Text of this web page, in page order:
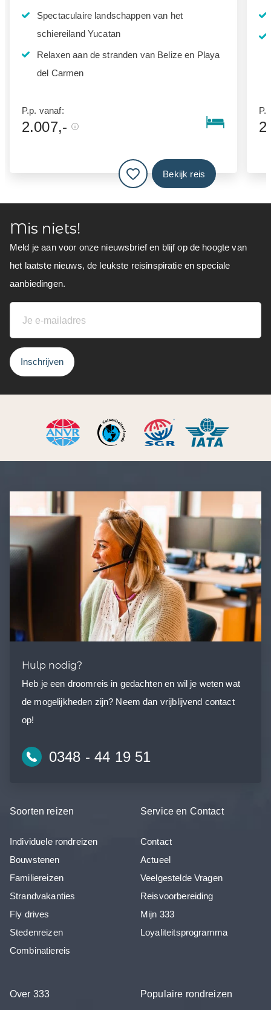
Spectaculaire landschappen van het
schiereiland Yucatan
Relaxen aan de stranden van Belize en Playa
del Carmen
P.p. vanaf:
2.007,-
Bekijk reis
Mis niets!
Meld je aan voor onze nieuwsbrief en blijf op de hoogte van
het laatste nieuws, de leukste reisinspiratie en speciale
aanbiedingen.
Inschrijven
Hulp nodig?
Heb je een droomreis in gedachten en wil je weten wat
de mogelijkheden zijn? Neem dan vrijblijvend contact
op!
0348 - 44 19 51
Soorten reizen
Individuele rondreizen
Bouwstenen
Familiereizen
Strandvakanties
Fly drives
Stedenreizen
Combinatiereis
Service en Contact
Contact
Actueel
Veelgestelde Vragen
Reisvoorbereiding
Mijn 333
Loyaliteitsprogramma
Over 333 Populaire rondreizen